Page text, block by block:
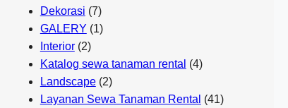
Dekorasi (7)
GALERY (1)
Interior(2)
Katalog sewa tanaman rental (4)
Landscape(2)
Layanan Sewa Tanaman Rental (41)